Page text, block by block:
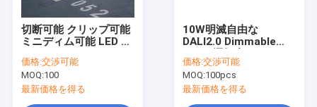
切断可能 クリップ可能
ミニディム可能 LED ド
12W/20W/35W C.C.
KL12C-PDii / KL20C-
PDii / KL26C-PDii /
KL35C-PDii
価格:交渉可能
MOQ:100
最新価格を得る
10W明滅自由な
DALI2.0 Dimmable
PDiiV
価格:交渉可能
MOQ:100pcs
最新価格を得る